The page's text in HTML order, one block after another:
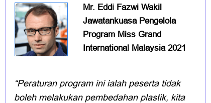
“Peraturan program ini ialah peserta tidak
boleh melakukan pembedahan plastik, kita
Mr. Eddi Fazwi Wakil
Jawatankuasa Pengelola
Program Miss Grand
International Malaysia 2021